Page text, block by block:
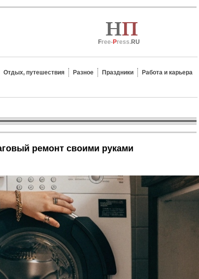
Free-Press.RU
Отдых, путешествия Разное Праздники
Работа и карьера
ремонт своими руками